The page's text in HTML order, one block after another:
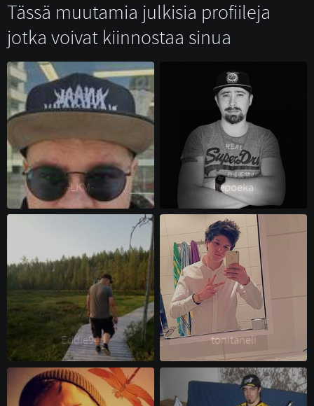
Tässä muutamia julkisia profiileja
jotka voivat kiinnostaa sinua
-LKM- ilepoeka
Eddie94 tonitaneli